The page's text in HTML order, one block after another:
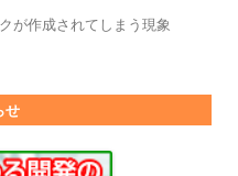
が作成されてしまう現象
せ